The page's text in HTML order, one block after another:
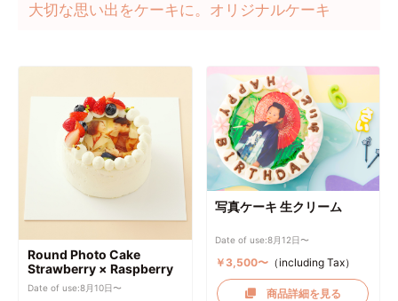
大切な思い出をケーキに。オリジナルケーキ
Round Photo Cake
Strawberry × Raspberry
Date of use:8月10日〜
写真ケーキ 生クリーム
Date of use:8月12日〜
￥3,500〜 （including Tax）
商品詳細を見る